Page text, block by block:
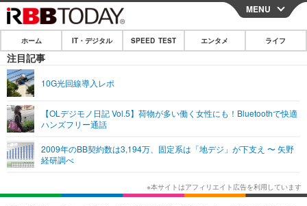
CLOSE
ホーム
IT・デジタル
ネタ
ショッピング その他
SPEED TEST
エンタメ
エンタメTOP
韓国・芸能
ライフ
ライフTOP グルメ
リリース一覧
MENU
ホーム IT・デジタル SPEED TEST エンタメ ライフ
注目記事
10G光回線導入レポ
【OLデジモノ日記 Vol.5】荷物が多い働く女性にも！Bluetoothで快適
ハンズフリー通話
2009年のBB契約数は3,194万、固定系は「地デジ」が下支え 〜 矢野
経研調べ